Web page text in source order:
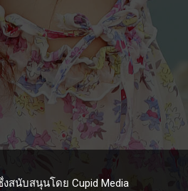
สนับสนุนโดย Cupid Media